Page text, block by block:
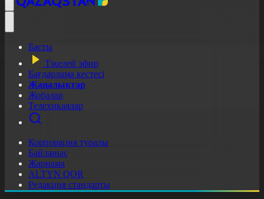
Басты
Тікелей эфир
Бағдарлама кестесі
Жаңалықтар
Жобалар
Телехикаялар
Корпорация туралы
Байланыс
Жарнама
ALTYN QOR
Редакция стандарты